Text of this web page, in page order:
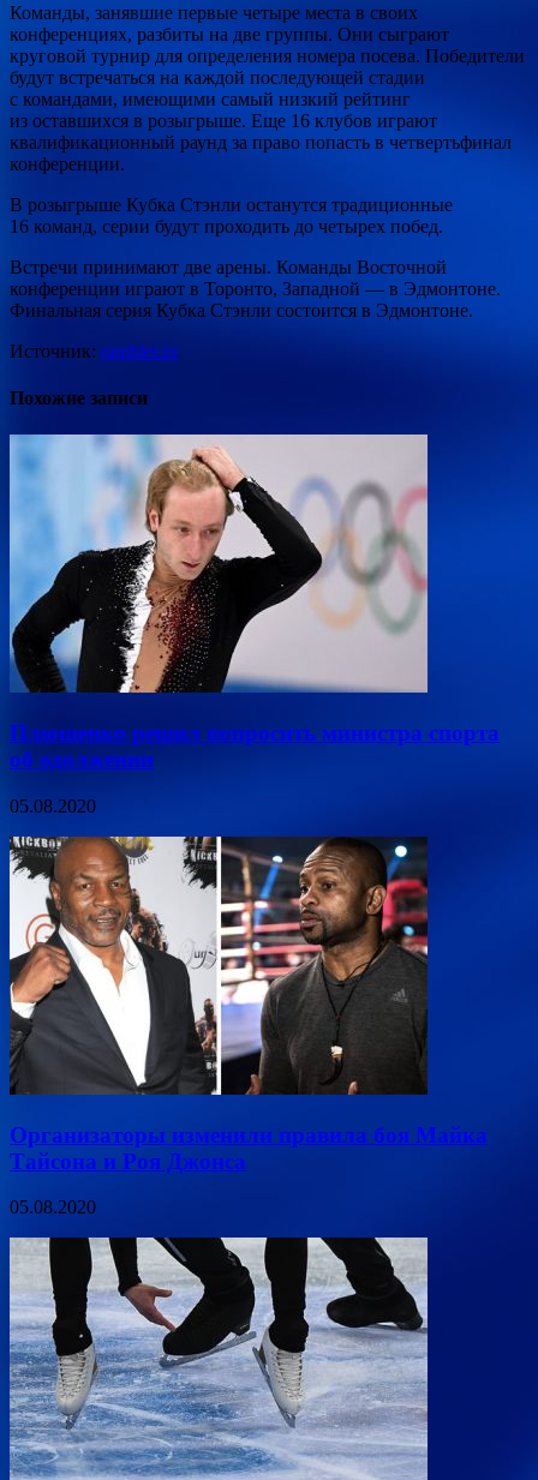
Команды, занявшие первые четыре места в своих
конференциях, разбиты на две группы. Они сыграют
круговой турнир для определения номера посева. Победители
будут встречаться на каждой последующей стадии
с командами, имеющими самый низкий рейтинг
из оставшихся в розыгрыше. Еще 16 клубов играют
квалификационный раунд за право попасть в четвертьфинал
конференции.
В розыгрыше Кубка Стэнли останутся традиционные
16 команд, серии будут проходить до четырех побед.
Встречи принимают две арены. Команды Восточной
конференции играют в Торонто, Западной — в Эдмонтоне.
Финальная серия Кубка Стэнли состоится в Эдмонтоне.
Источник: rambler.ru
Похожие записи
Плющенко решил попросить министра спорта
об одолжении
05.08.2020
Организаторы изменили правила боя Майка
Тайсона и Роя Джонса
05.08.2020